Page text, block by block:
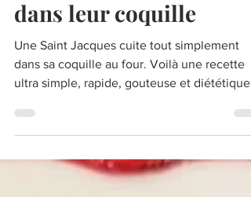
Saint Jacques toutes
simples, cuites au four
dans leur coquille
dans sa coquille au four. Voilà une recette
ultra simple, rapide, gouteuse et diététique